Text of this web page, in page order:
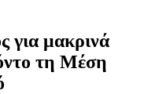
για μακρινά
τη Μέση